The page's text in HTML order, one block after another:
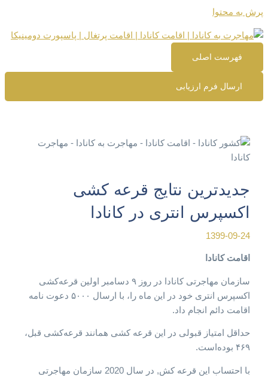
پرش به محتوا
فهرست اصلی
ارسال فرم ارزیابی
جدیدترین نتایج قرعه کشی
اکسپرس انتری در کانادا
1399-09-24
اقامت کانادا
سازمان مهاجرتی کانادا در روز ۹ دسامبر اولین قرعه‌کشی
اکسپرس انتری خود در این ماه را، با ارسال ۵۰۰۰ دعوت نامه
اقامت دائم انجام داد.
حداقل امتیاز قبولی در این قرعه کشی همانند قرعه‌کشی قبل،
۴۶۹‌ بوده‌است.
با احتساب این قرعه کش, در سال 2020 سازمان مهاجرتی